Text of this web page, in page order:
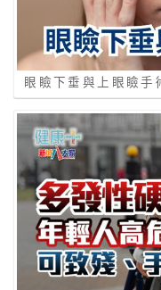
眼瞼下垂與上眼瞼手